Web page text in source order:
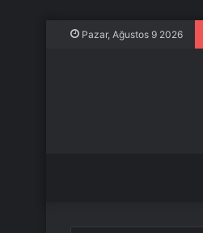
Pazar, Ağustos 9 2026